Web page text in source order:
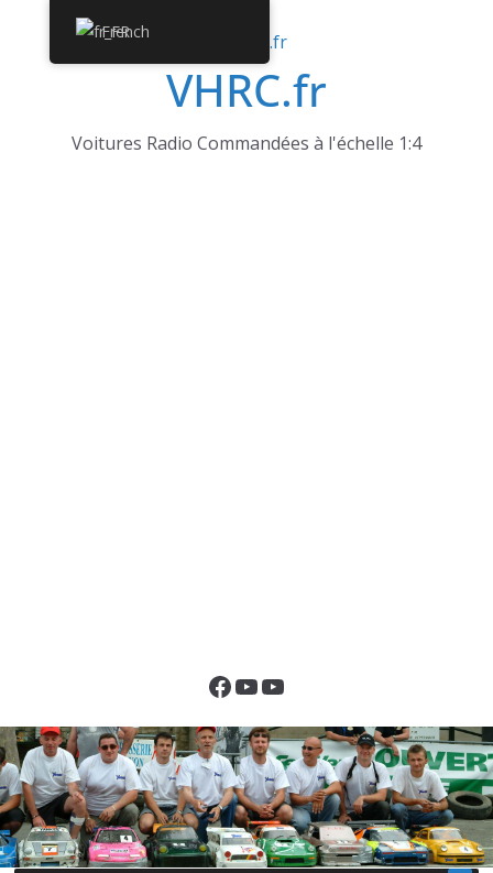
VHRC.fr
Voitures Radio Commandées à l'échelle 1:4
Facebook
YouTube
YouTube
French